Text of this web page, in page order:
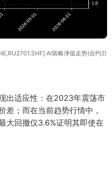
AI策略净值走势(合约2)
出适应性：在2023年震荡市
差；而在当前趋势行情中，
大回撤仅3.6%证明其即使在